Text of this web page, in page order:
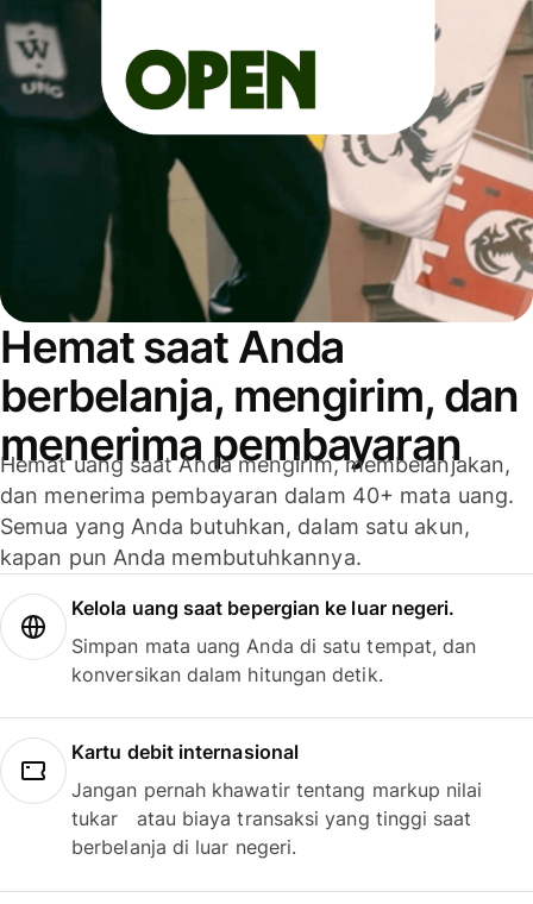
Hemat saat Anda
berbelanja, mengirim, dan
menerima pembayaran
Hemat uang saat Anda mengirim, membelanjakan,
dan menerima pembayaran dalam 40+ mata uang.
Semua yang Anda butuhkan, dalam satu akun,
kapan pun Anda membutuhkannya.
Kelola uang saat bepergian ke luar negeri.
Simpan mata uang Anda di satu tempat, dan
konversikan dalam hitungan detik.
Kartu debit internasional
Jangan pernah khawatir tentang markup nilai
tukar atau biaya transaksi yang tinggi saat
berbelanja di luar negeri.